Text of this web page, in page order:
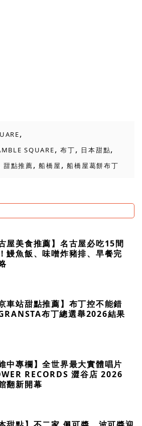
,
SQUARE, 布丁, 日本甜點,
甜點推薦, 船橋屋 , 船橋屋葛餅布丁
古屋美食推薦】名古屋必吃15間
鰻魚飯、味噌炸豬排、早餐完
京車站甜點推薦】布丁控不能錯
布丁總選舉2026結果
維中專欄】全世界最大實體唱片
RECORDS 澀谷店 2026
翻新開幕